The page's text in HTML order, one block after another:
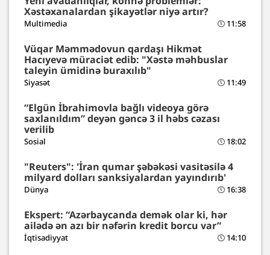
Xəstəxanalardan şikayətlər niyə artır?
Multimedia 11:58
Vüqar Məmmədovun qardaşı Hikmət
Hacıyevə müraciət edib: "Xəstə məhbuslar
taleyin ümidinə buraxılıb"
Siyasət 11:49
“Elgün İbrahimovla bağlı videoya görə
saxlanıldım” deyən gəncə 3 il həbs cəzası
verilib
Sosial 18:02
"Reuters": 'İran qumar şəbəkəsi vasitəsilə 4
milyard dolları sanksiyalardan yayındırıb'
Dünya 16:38
Ekspert: “Azərbaycanda demək olar ki, hər
ailədə ən azı bir nəfərin kredit borcu var”
İqtisadiyyat 14:10